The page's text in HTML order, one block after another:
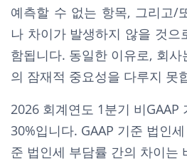
예측할 수 없는 항목, 그리고/
나 차이가 발생하지 않을 것으
함됩니다. 동일한 이유로, 회
의 잠재적 중요성을 다루지 못
2026 회계연도 1분기 비GAAP
30%입니다. GAAP 기준 법인
준 법인세 부담률 간의 차이는